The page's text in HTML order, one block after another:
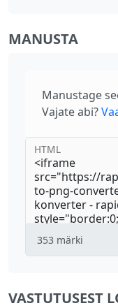
MANUSTA
Manustage
Vajate abi?
HTML
353 märki
VASTUTUSEST